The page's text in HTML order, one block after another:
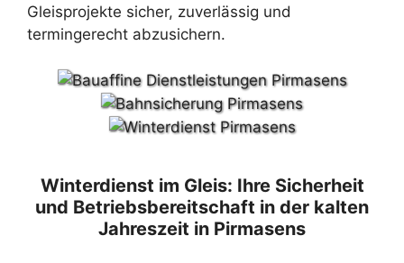
Gleisprojekte sicher, zuverlässig und
termingerecht abzusichern.
Winterdienst im Gleis: Ihre Sicherheit
und Betriebsbereitschaft in der kalten
Jahreszeit in Pirmasens